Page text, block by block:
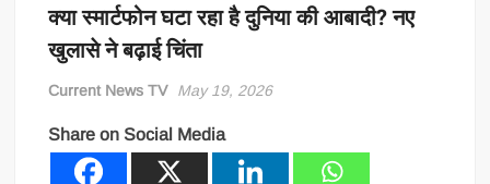
क्या स्मार्टफोन घटा रहा है दुनिया की आबादी? नए
खुलासे ने बढ़ाई चिंता
Current News TV May 19, 2026
Share on Social Media